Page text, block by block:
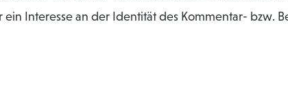
Interesse an der Identität des Kommentar- bzw.